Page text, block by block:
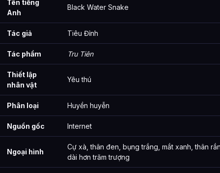
Tên tiếng
Anh
Black Water Snake
Tác giả Tiêu Đỉnh
Tác phẩm Tru Tiên
Thiết lập
nhân vật
Yêu thú
Phân loại Huyền huyễn
Nguồn gốc Internet
Ngoại hình
Cự xà, thân đen, bụng trắng, mắt xanh, thân
dài hơn trăm trượng